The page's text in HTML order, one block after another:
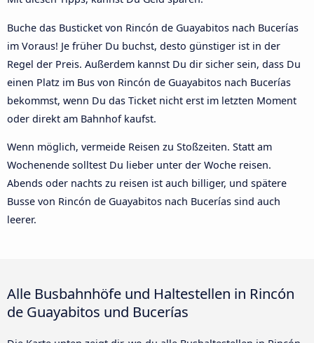
Buche das Busticket von Rincón de Guayabitos nach Bucerías
im Voraus! Je früher Du buchst, desto günstiger ist in der
Regel der Preis. Außerdem kannst Du dir sicher sein, dass Du
einen Platz im Bus von Rincón de Guayabitos nach Bucerías
bekommst, wenn Du das Ticket nicht erst im letzten Moment
oder direkt am Bahnhof kaufst.
Wenn möglich, vermeide Reisen zu Stoßzeiten. Statt am
Wochenende solltest Du lieber unter der Woche reisen.
Abends oder nachts zu reisen ist auch billiger, und spätere
Busse von Rincón de Guayabitos nach Bucerías sind auch
leerer.
Alle Busbahnhöfe und Haltestellen in Rincón
de Guayabitos und Bucerías